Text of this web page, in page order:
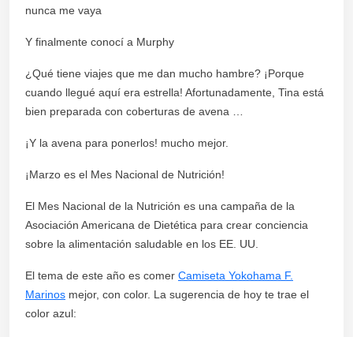
nunca me vaya
Y finalmente conocí a Murphy
¿Qué tiene viajes que me dan mucho hambre? ¡Porque
cuando llegué aquí era estrella! Afortunadamente, Tina está
bien preparada con coberturas de avena …
¡Y la avena para ponerlos! mucho mejor.
¡Marzo es el Mes Nacional de Nutrición!
El Mes Nacional de la Nutrición es una campaña de la
Asociación Americana de Dietética para crear conciencia
sobre la alimentación saludable en los EE. UU.
El tema de este año es comer Camiseta Yokohama F.
Marinos mejor, con color. La sugerencia de hoy te trae el
color azul: